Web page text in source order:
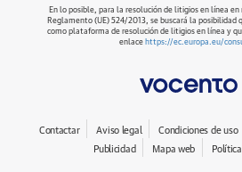
En lo posible, para la resolución de litigios en línea
Reglamento (UE) 524/2013, se buscará la posibilidad
como plataforma de resolución de litigios en línea y
enlace https://ec.europa.eu/
Contactar Aviso legal Condiciones de uso
Publicidad
Mapa web